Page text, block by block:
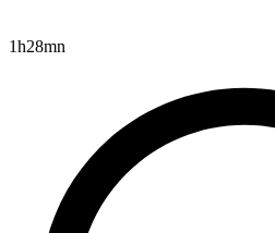
1h28mn